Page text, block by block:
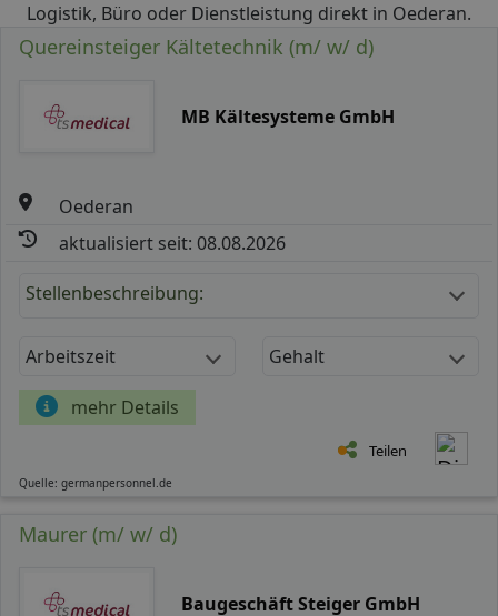
Logistik, Büro oder Dienstleistung direkt in Oederan.
Quereinsteiger Kältetechnik (m/ w/ d)
MB Kältesysteme GmbH
Oederan
aktualisiert seit: 08.08.2026
Stellenbeschreibung:
Arbeitszeit Gehalt
mehr Details
Teilen
Quelle: germanpersonnel.de
Maurer (m/ w/ d)
Baugeschäft Steiger GmbH